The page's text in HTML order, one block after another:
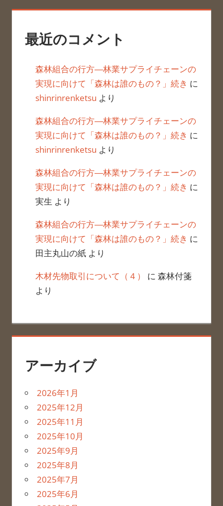
最近のコメント
森林組合の行方―林業サプライチェーンの
実現に向けて「森林は誰のもの？」続き に
shinrinrenketsu より
森林組合の行方―林業サプライチェーンの
実現に向けて「森林は誰のもの？」続き に
shinrinrenketsu より
森林組合の行方―林業サプライチェーンの
実現に向けて「森林は誰のもの？」続き に
実生 より
森林組合の行方―林業サプライチェーンの
実現に向けて「森林は誰のもの？」続き に
田主丸山の紙より
木材先物取引について（４）
に 森林付箋
より
アーカイブ
2026年1月
2025年12月
2025年11月
2025年10月
2025年9月
2025年8月
2025年7月
2025年6月